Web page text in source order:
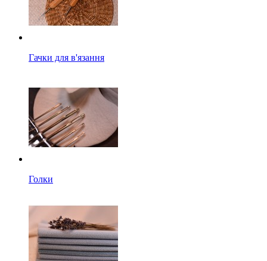
Гачки для в'язання
Голки